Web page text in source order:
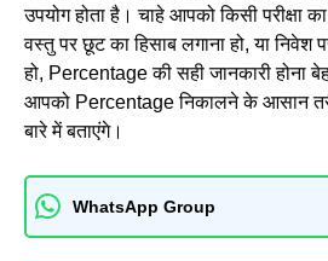
उपयोग होता है। चाहे आपको किसी परीक्षा
वस्तु पर छूट का हिसाब लगाना हो, या निवेश
हो, Percentage की सही जानकारी
आपको Percentage निकालने के आसान
बारे में बताएंगे।
WhatsApp Group